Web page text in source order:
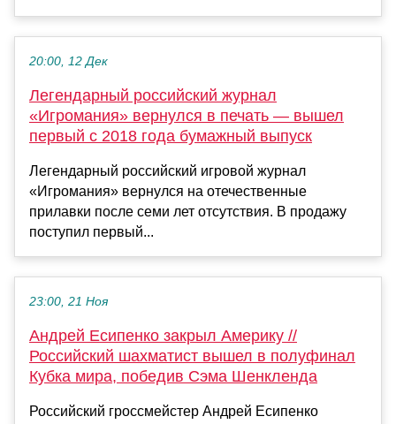
20:00, 12 Дек
Легендарный российский журнал
«Игромания» вернулся в печать — вышел
первый с 2018 года бумажный выпуск
Легендарный российский игровой журнал
«Игромания» вернулся на отечественные
прилавки после семи лет отсутствия. В продажу
поступил первый...
23:00, 21 Ноя
Андрей Есипенко закрыл Америку //
Российский шахматист вышел в полуфинал
Кубка мира, победив Сэма Шенкленда
Российский гроссмейстер Андрей Есипенко